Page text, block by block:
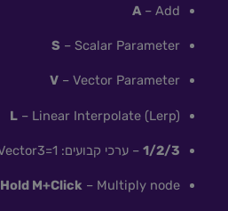
A – Add
S – Scalar Parameter
V – Vector Parameter
L – Linear Interpolate (Lerp)
1/2/3– ערכי קבועים: 1=Scalar, 2=Vector2, 3=Vector3
Hold M+Click – Multiply node מהיר